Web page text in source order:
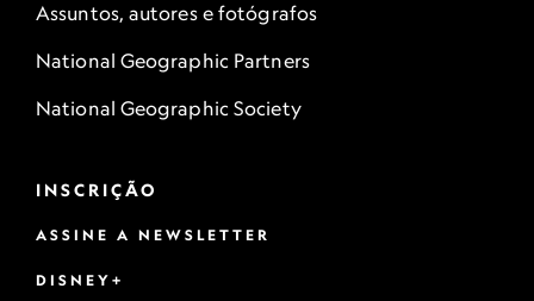
Assuntos, autores e fotógrafos
National Geographic Partners
National Geographic Society
INSCRIÇÃO
ASSINE A NEWSLETTER
DISNEY+